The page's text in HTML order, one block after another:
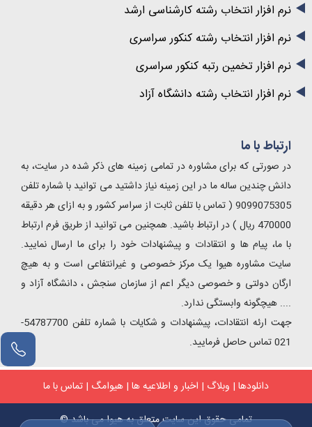
نرم افزار انتخاب رشته کارشناسی ارشد
نرم افزار انتخاب رشته کنکور سراسری
نرم افزار تخمین رتبه کنکور سراسری
نرم افزار انتخاب رشته دانشگاه آزاد
ارتباط با ما
در صورتی که برای مشاوره در تمامی زمینه های ذکر شده در سایت، به
دانش چندین ساله ما در این زمینه نیاز داشتید می توانید با شماره تلفن
9099075305 ( تماس با تلفن ثابت از سراسر کشور و به ازای هر دقیقه
470000 ریال ) در ارتباط باشید. همچنین می توانید از طریق فرم ارتباط
با ما، پیام ها و انتقادات و پیشنهادات خود را برای ما ارسال نمایید.
سایت مشاوره هیوا یک مرکز خصوصی و غیرانتفاعی است و به هیچ
ارگان دولتی و خصوصی دیگر اعم از سازمان سنجش ، دانشگاه آزاد و
.... هیچگونه وابستگی ندارد.
جهت ارئه انتقادات، پیشنهادات و شکایات با شماره تلفن 54787700-
021 تماس حاصل فرمایید.
دانلودها | وبلاگ | اخبار و اطلاعیه ها | هیوامگ | تماس با ما
تمامی حقوق این سایت متعلق به هیوا می باشد ©